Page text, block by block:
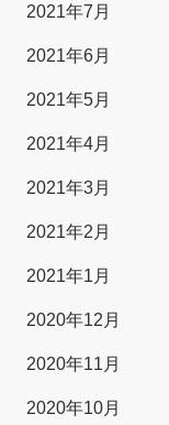
2021年7月
2021年6月
2021年5月
2021年4月
2021年3月
2021年2月
2021年1月
2020年12月
2020年11月
2020年10月